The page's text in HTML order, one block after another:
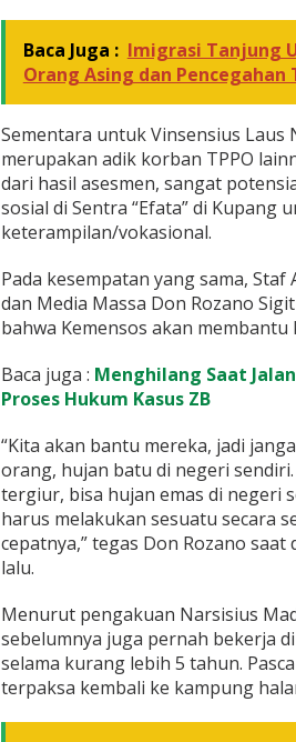
Baca Juga : Imigrasi Tanjung
Orang Asing dan Pencegahan
Sementara untuk Vinsensius Laus
merupakan adik korban TPPO
dari hasil asesmen, sangat
sosial di Sentra “Efata” di Kupang
keterampilan/vokasional.
Pada kesempatan yang sama,
dan Media Massa Don Rozano
bahwa Kemensos akan membantu
Baca juga : Menghilang Saat
Proses Hukum Kasus ZB
“Kita akan bantu mereka, jadi
orang, hujan batu di negeri
tergiur, bisa hujan emas di negeri
harus melakukan sesuatu secara
cepatnya,” tegas Don Rozano
lalu.
Menurut pengakuan Narsisius
sebelumnya juga pernah bekerja
selama kurang lebih 5 tahun.
terpaksa kembali ke kampung